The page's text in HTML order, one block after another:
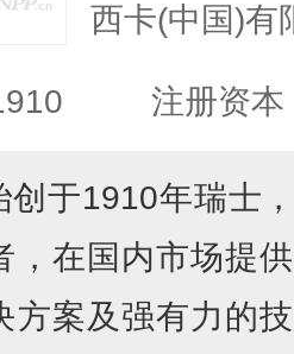
西卡(中国)有
注册资
创于1910年瑞士
，在国内市场提
方案及强有力的